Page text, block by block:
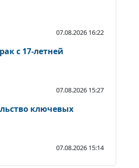
07.08.2026 16:22
с 17-летней
07.08.2026 15:27
ключевых
07.08.2026 15:14